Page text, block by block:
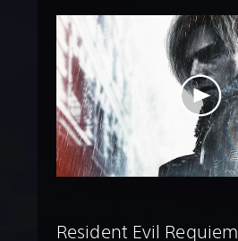
Resident Evil Requiem